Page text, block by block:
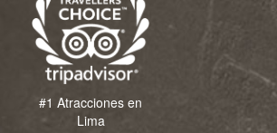
#1 Atracciones en
Lima